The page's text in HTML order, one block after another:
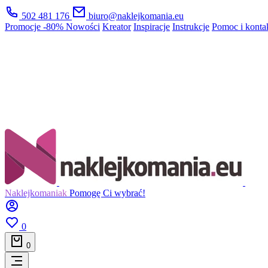
502 481 176
biuro@naklejkomania.eu
Promocje -80% Nowości Kreator Inspiracje Instrukcje Pomoc i
Naklejkomaniak Pomogę Ci wybrać!
0
0